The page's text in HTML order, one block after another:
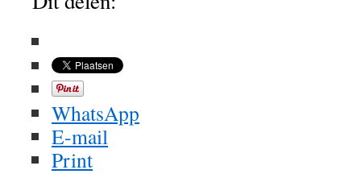
WhatsApp
E-mail
Print